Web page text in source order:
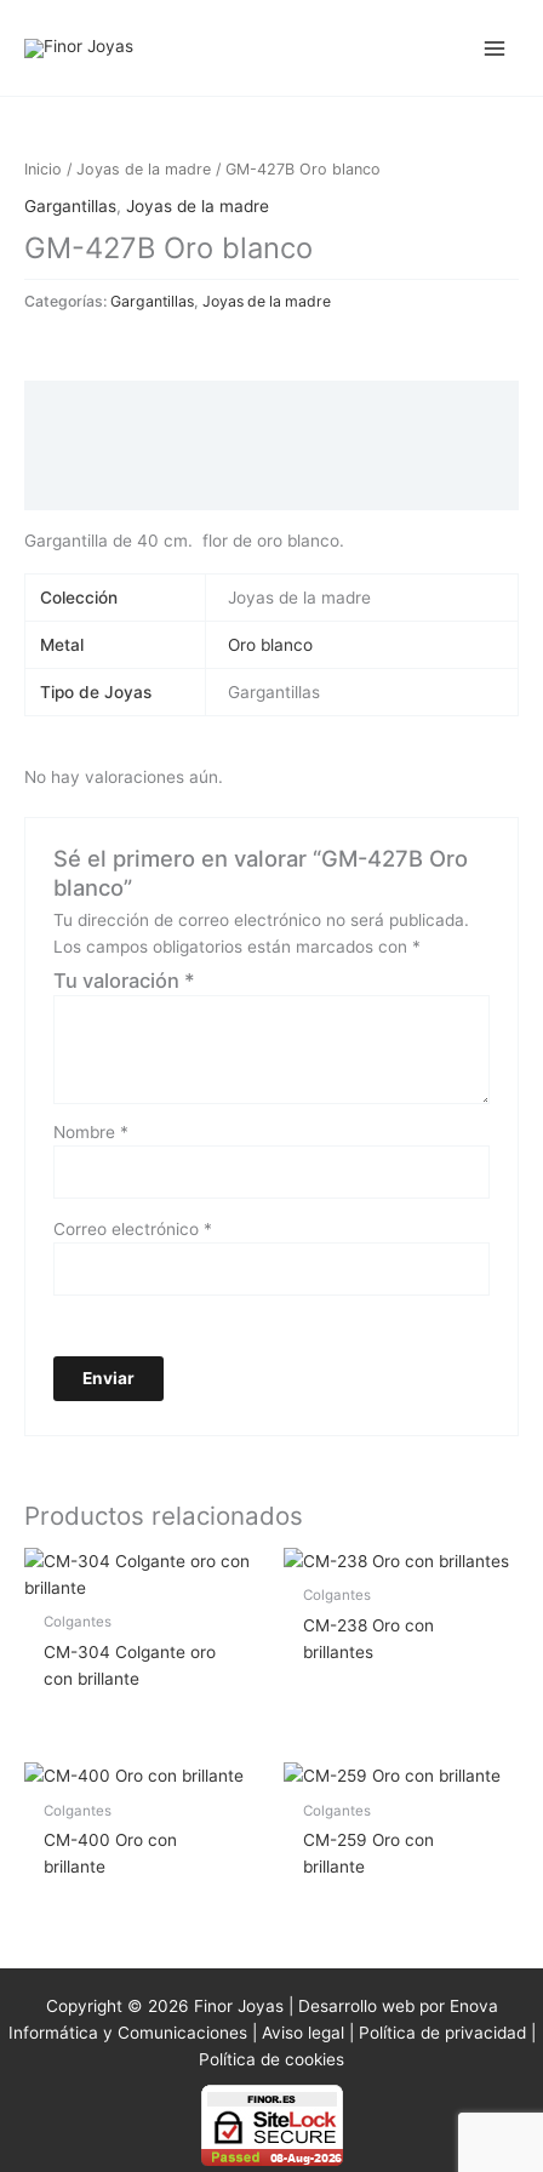
Inicio / Joyas de la madre / GM-427B Oro blanco
Gargantillas, Joyas de la madre
GM-427B Oro blanco
Categorías: Gargantillas Joyas de la madre
Gargantilla de 40 cm. flor de oro blanco.
Colección Joyas de la madre
Metal Oro blanco
Tipo de Joyas Gargantillas
No hay valoraciones aún.
Sé el primero en valorar “GM-427B Oro
blanco”
Tu dirección de correo electrónico no será publicada.
Los campos obligatorios están marcados con *
Tu valoración *
Nombre *
Correo electrónico *
Productos relacionados
Colgantes
CM-304 Colgante oro
con brillante
Colgantes
CM-238 Oro con
brillantes
Colgantes
CM-400 Oro con
brillante
Colgantes
CM-259 Oro con
brillante
Copyright © 2026 Finor Joyas | Desarrollo web por Enova
Informática y Comunicaciones | Aviso legal| Política de privacidad|
Política de cookies